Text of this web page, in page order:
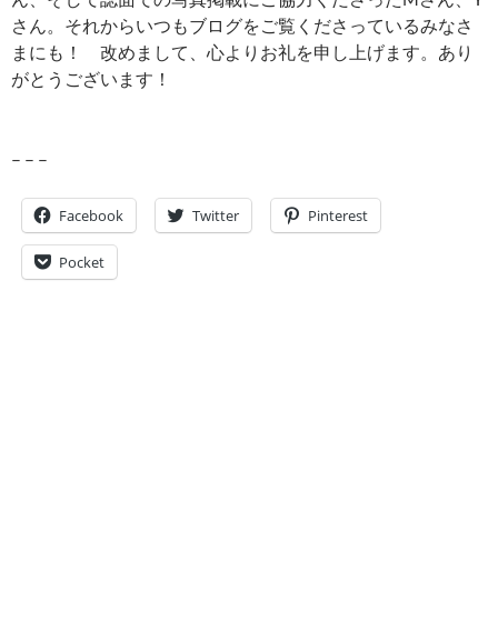
さん。それからいつもブログをご覧くださっているみなさ
まにも！ 改めまして、心よりお礼を申し上げます。あり
がとうございます！
– – –
Facebook Twitter Pinterest
Pocket